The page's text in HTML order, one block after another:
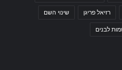
רזיאל פריגן שינוי השם
לבנים